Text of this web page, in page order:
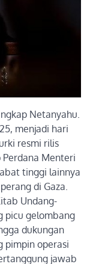
Netanyahu.
menjadi hari
resmi rilis
Menteri
tinggi lainnya
di Gaza.
Undang-
picu gelombang
dukungan
pimpin operasi
jawab